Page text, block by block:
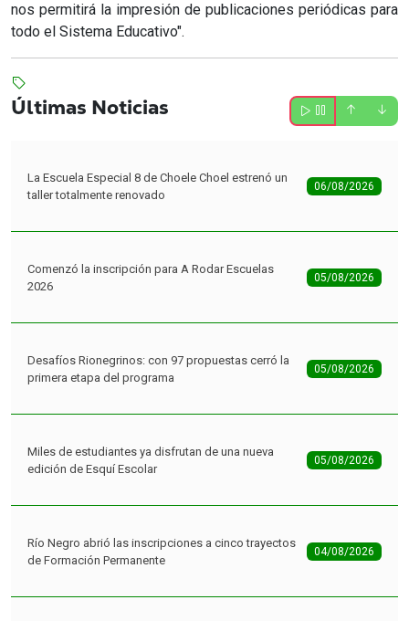
nos permitirá la impresión de publicaciones periódicas para
todo el Sistema Educativo".
Últimas Noticias
La Escuela Especial 8 de Choele Choel estrenó un
taller totalmente renovado
06/08/2026
Comenzó la inscripción para A Rodar Escuelas
2026
05/08/2026
Desafíos Rionegrinos: con 97 propuestas cerró la
primera etapa del programa
05/08/2026
Miles de estudiantes ya disfrutan de una nueva
edición de Esquí Escolar
05/08/2026
Río Negro abrió las inscripciones a cinco trayectos
de Formación Permanente
04/08/2026